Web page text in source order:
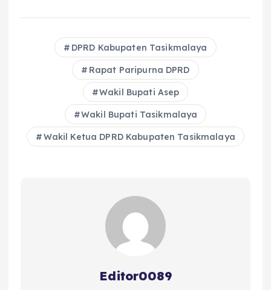
c
k
it
te
r
a
ts
A
p
p
ai
l
re
a
d
s
a
re
DPRD Kabupaten Tasikmalaya
Rapat Paripurna DPRD
Wakil Bupati Asep
Wakil Bupati Tasikmalaya
Wakil Ketua DPRD Kabupaten Tasikmalaya
Editor0089